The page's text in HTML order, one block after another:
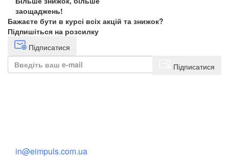
заощаджень!
Бажаєте бути в курсі всіх акцій та знижок?
Підпишіться на розсилку
Підписатися
Підписатися
in@eimpuls.com.ua